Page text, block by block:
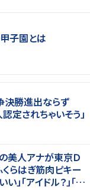
子園とは
決勝進出ならず
定されちゃいそう」
の美人アナが東京Ｄ
らはぎ筋肉ピキー
「アイドル？」「女